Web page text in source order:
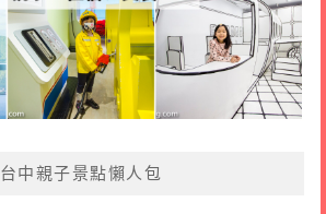
台中親子景點懶人包